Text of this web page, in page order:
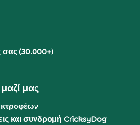
σας (30.000+)
μας
και συνδρομή CricksyDog